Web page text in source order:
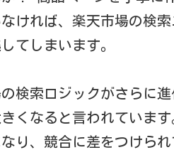
ければ、楽天市場の検
てしまいます。
検索ロジックがさらに
くなると言われていま
り、競合に差をつけら